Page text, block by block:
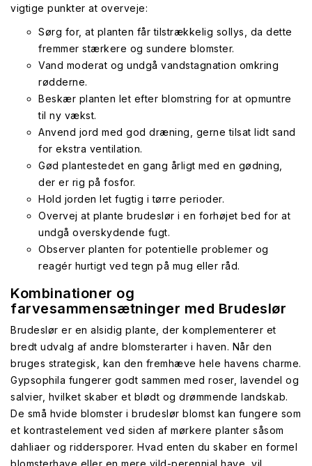
vigtige punkter at overveje:
Sørg for, at planten får tilstrækkelig sollys, da dette
fremmer stærkere og sundere blomster.
Vand moderat og undgå vandstagnation omkring
rødderne.
Beskær planten let efter blomstring for at opmuntre
til ny vækst.
Anvend jord med god dræning, gerne tilsat lidt sand
for ekstra ventilation.
Gød plantestedet en gang årligt med en gødning,
der er rig på fosfor.
Hold jorden let fugtig i tørre perioder.
Overvej at plante brudeslør i en forhøjet bed for at
undgå overskydende fugt.
Observer planten for potentielle problemer og
reagér hurtigt ved tegn på mug eller råd.
Kombinationer og
farvesammensætninger med Brudeslør
Brudeslør er en alsidig plante, der komplementerer et
bredt udvalg af andre blomsterarter i haven. Når den
bruges strategisk, kan den fremhæve hele havens charme.
Gypsophila fungerer godt sammen med roser, lavendel og
salvier, hvilket skaber et blødt og drømmende landskab.
De små hvide blomster i brudeslør blomst kan fungere som
et kontrastelement ved siden af mørkere planter såsom
dahliaer og riddersporer. Hvad enten du skaber en formel